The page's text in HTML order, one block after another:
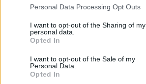
Personal Data Processing Opt Outs
I want to opt-out of the Sharing of my
personal data.
Opted In
I want to opt-out of the Sale of my
Personal Data.
Opted In